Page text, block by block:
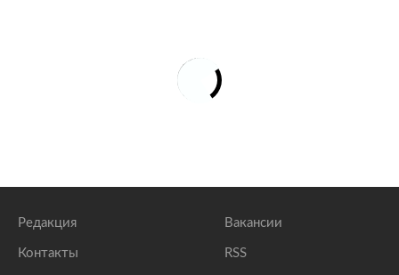
Редакция
Контакты
Вакансии
RSS